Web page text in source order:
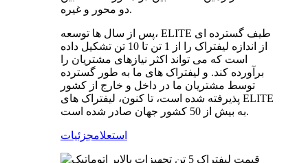
دو محور و غیره.
پس از سال ها توسعه، ELITE طیف گسترده ای
از اندازه لیفتراک را از 1 تن تا 10 تن تشکیل داده
است که می تواند اکثر نیازهای مشتریان را
برآورده کند. و لیفتراک های ما به طور گسترده
توسط مشتریان ما در داخل و خارج از کشور
پذیرفته شده است، تا کنون، لیفتراک های ELITE
به بیش از 50 کشور جهان صادر شده است.
استعلامجزئیات